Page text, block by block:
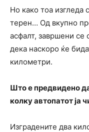
Но како тоа изгледа
терен… Од вкупно
асфалт, завршени се
дека наскоро ќе
километри.
Што е предвидено
колку автопатот ја
Изградените два